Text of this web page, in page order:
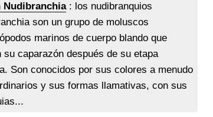
Nudibranchia: los nudibranquios
son un grupo de moluscos
marinos de cuerpo blando que
su caparazón después de su etapa
Son conocidos por sus colores a menudo
y sus formas llamativas, con sus